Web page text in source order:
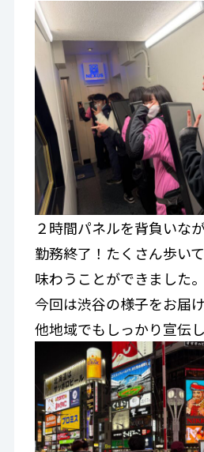
２時間パネルを背負いな
勤務終了！たくさん歩い
味わうことができました。
今回は渋谷の様子をお届
他地域でもしっかり宣伝